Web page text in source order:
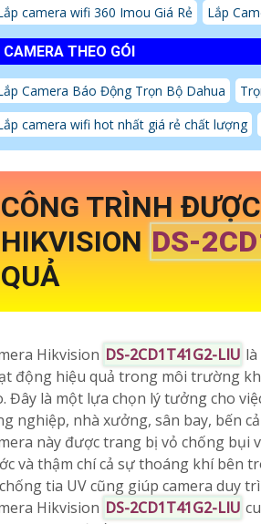
camera wifi 360 Imou Giá Rẻ
Lắp
CAMERA THEO GÓI
Camera Báo Động Trọn Bộ Dahua
camera wifi hot nhất giá rẻ chất lượng
CÔNG TRÌNH
HIKVISION DS-
QUẢ
Hikvision DS-2CD1T41G2-LIU
động hiệu quả trong môi trường
Đây là một lựa chọn lý tưởng cho
nghiệp, nhà xưởng, sân bay, bến
này được trang bị vỏ chống bụi
và thậm chí cả sự thoáng khí bên
tia UV cũng giúp camera duy
Hikvision DS-2CD1T41G2-LIU